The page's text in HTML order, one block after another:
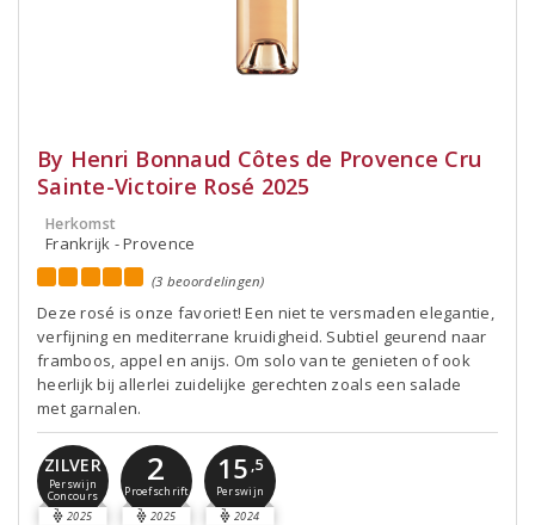
By Henri Bonnaud Côtes de Provence Cru
Sainte-Victoire Rosé 2025
Herkomst
Frankrijk - Provence
(3 beoordelingen)
Deze rosé is onze favoriet! Een niet te versmaden elegantie,
verfijning en mediterrane kruidigheid. Subtiel geurend naar
framboos, appel en anijs. Om solo van te genieten of ook
heerlijk bij allerlei zuidelijke gerechten zoals een salade
met garnalen.
ZILVER
Perswijn
Concours
2025
2
Proefschrift
2025
15 ,5
Perswijn
2024